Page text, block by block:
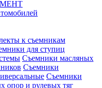
к съемникам
для ступиц
Съемники масляных
Съемники
Съемники
опор и рулевых тяг